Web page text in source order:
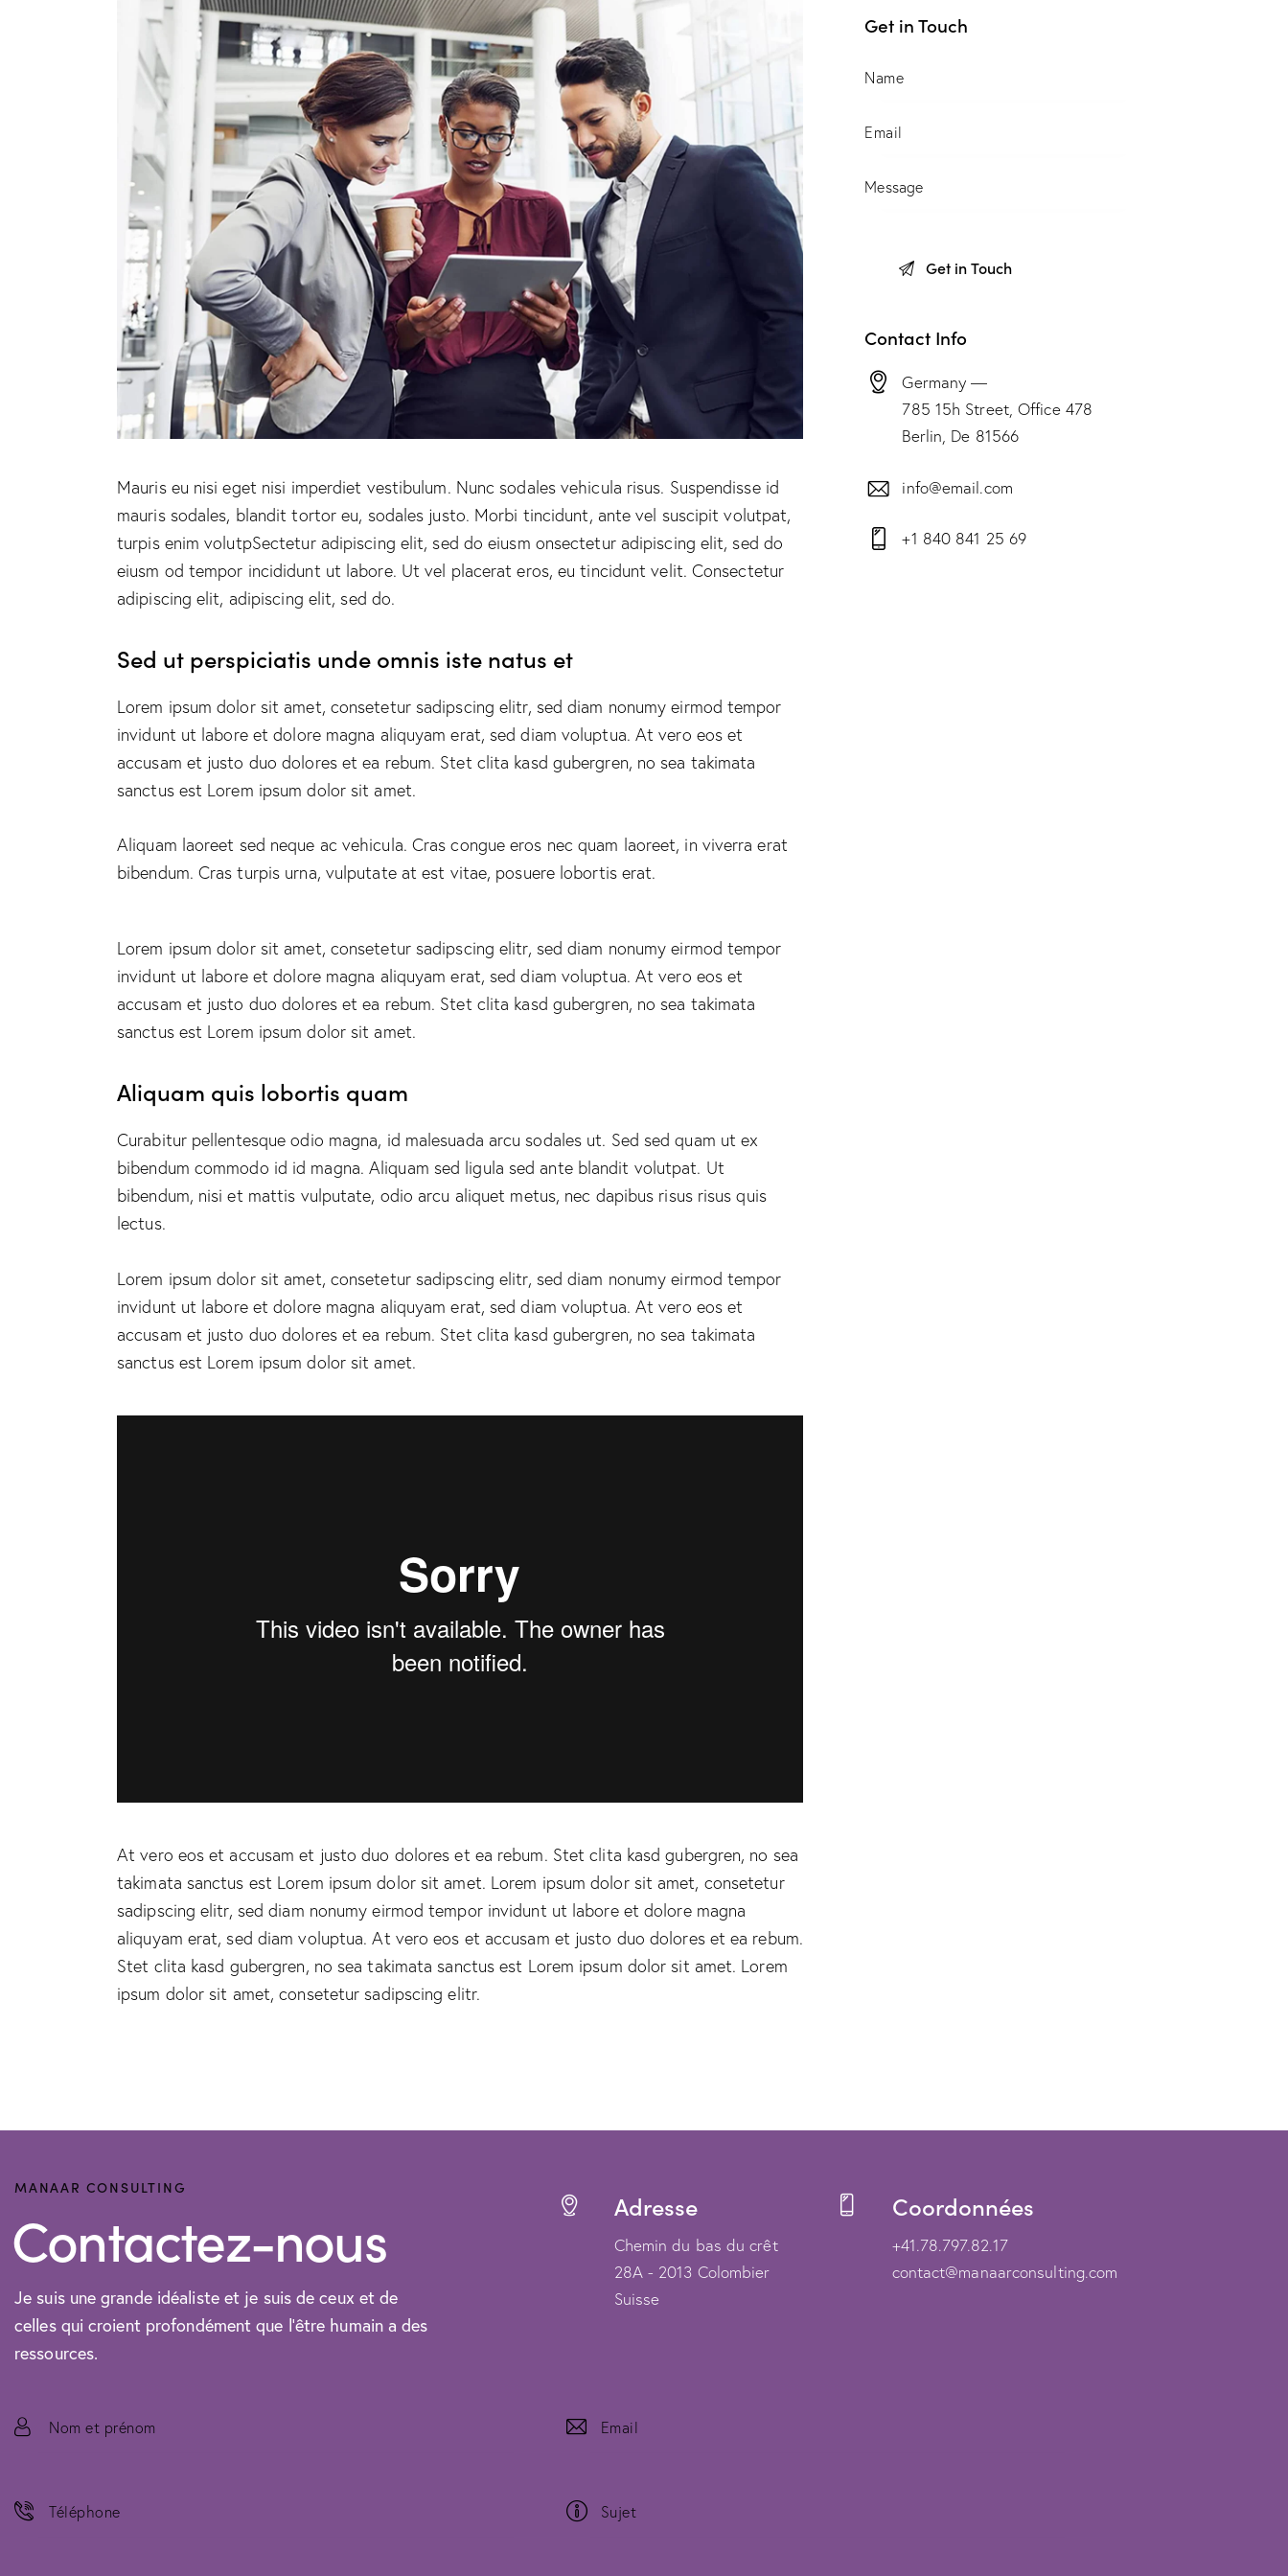
Mauris eu nisi eget nisi imperdiet vestibulum. Nunc sodales vehicula risus. Suspendisse id
mauris sodales, blandit tortor eu, sodales justo. Morbi tincidunt, ante vel suscipit volutpat,
turpis enim volutpSectetur adipiscing elit, sed do eiusm onsectetur adipiscing elit, sed do
eiusm od tempor incididunt ut labore. Ut vel placerat eros, eu tincidunt velit. Consectetur
adipiscing elit, adipiscing elit, sed do.
Sed ut perspiciatis unde omnis iste natus et
Lorem ipsum dolor sit amet, consetetur sadipscing elitr, sed diam nonumy eirmod tempor
invidunt ut labore et dolore magna aliquyam erat, sed diam voluptua. At vero eos et
accusam et justo duo dolores et ea rebum. Stet clita kasd gubergren, no sea takimata
sanctus est Lorem ipsum dolor sit amet.
Aliquam laoreet sed neque ac vehicula. Cras congue eros nec quam laoreet, in viverra erat
bibendum. Cras turpis urna, vulputate at est vitae, posuere lobortis erat.
Lorem ipsum dolor sit amet, consetetur sadipscing elitr, sed diam nonumy eirmod tempor
invidunt ut labore et dolore magna aliquyam erat, sed diam voluptua. At vero eos et
accusam et justo duo dolores et ea rebum. Stet clita kasd gubergren, no sea takimata
sanctus est Lorem ipsum dolor sit amet.
Aliquam quis lobortis quam
Curabitur pellentesque odio magna, id malesuada arcu sodales ut. Sed sed quam ut ex
bibendum commodo id id magna. Aliquam sed ligula sed ante blandit volutpat. Ut
bibendum, nisi et mattis vulputate, odio arcu aliquet metus, nec dapibus risus risus quis
lectus.
Lorem ipsum dolor sit amet, consetetur sadipscing elitr, sed diam nonumy eirmod tempor
invidunt ut labore et dolore magna aliquyam erat, sed diam voluptua. At vero eos et
accusam et justo duo dolores et ea rebum. Stet clita kasd gubergren, no sea takimata
sanctus est Lorem ipsum dolor sit amet.
At vero eos et accusam et justo duo dolores et ea rebum. Stet clita kasd gubergren, no sea
takimata sanctus est Lorem ipsum dolor sit amet. Lorem ipsum dolor sit amet, consetetur
sadipscing elitr, sed diam nonumy eirmod tempor invidunt ut labore et dolore magna
aliquyam erat, sed diam voluptua. At vero eos et accusam et justo duo dolores et ea rebum.
Stet clita kasd gubergren, no sea takimata sanctus est Lorem ipsum dolor sit amet. Lorem
ipsum dolor sit amet, consetetur sadipscing elitr.
Get in Touch
Contact Info
Germany —
785 15h Street, Office 478
Berlin, De 81566
info@email.com
+1 840 841 25 69
MANAAR CONSULTING
Contactez-nous
Je suis une grande idéaliste et je suis de ceux et de
celles qui croient profondément que l’être humain a des
ressources.
Adresse
Chemin du bas du crêt
28A - 2013 Colombier
Suisse
Coordonnées
+41.78.797.82.17
contact@manaarconsulting.com